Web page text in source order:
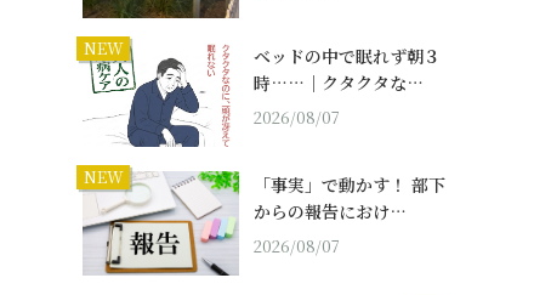
NEW
ベッドの中で眠れず朝３
時……｜クタクタな…
2026/08/07
NEW
「事実」で動かす！ 部下
からの報告におけ…
2026/08/07